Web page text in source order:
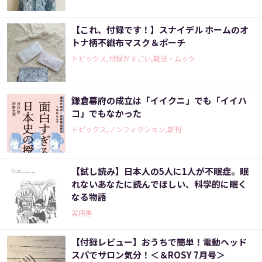
【これ、付録です！】スナイデル ホームのオ
トナ柄不織布マスク＆ポーチ
トピックス,付録がすごい,雑誌・ムック
鎌倉幕府の成立は「イイクニ」でも「イイハ
コ」でもなかった
トピックス,ノンフィクション,新刊
【試し読み】日本人の5人に1人が不眠症。眠
れないあなたに読んでほしい、科学的に眠く
なる物語
実用書
【付録レビュー】おうちで簡単！電動ヘッド
スパでサロン気分！＜＆ROSY 7月号＞